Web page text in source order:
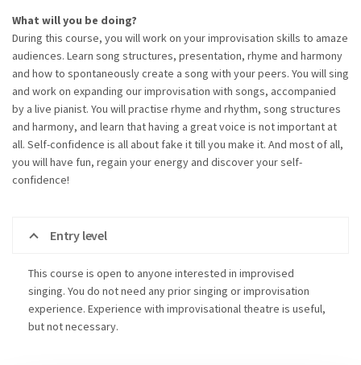
What will you be doing?
During this course, you will work on your improvisation skills to amaze
audiences. Learn song structures, presentation, rhyme and harmony
and how to spontaneously create a song with your peers. You will sing
and work on expanding our improvisation with songs, accompanied
by a live pianist. You will practise rhyme and rhythm, song structures
and harmony, and learn that having a great voice is not important at
all. Self-confidence is all about fake it till you make it. And most of all,
you will have fun, regain your energy and discover your self-
confidence!
Entry level
This course is open to anyone interested in improvised
singing. You do not need any prior singing or improvisation
experience. Experience with improvisational theatre is useful,
but not necessary.